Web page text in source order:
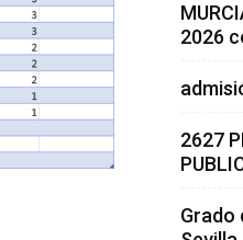
2026
2627
Grado